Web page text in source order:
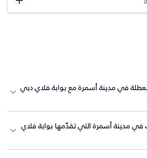
في مدينة أسمرة مع بوابة فلاي دبي
في مدينة أسمرة التي تقدّمها بوابة فلاي